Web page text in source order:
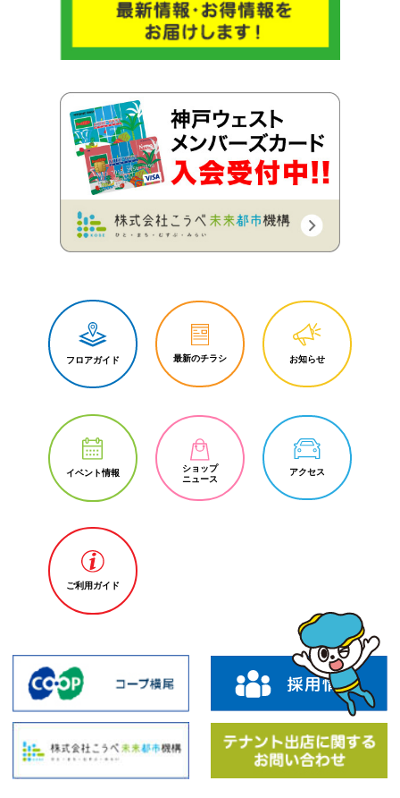
フロアガイド 最新のチラシ お知らせ
イベント情報
ショップ
ニュース
アクセス
ご利用ガイド